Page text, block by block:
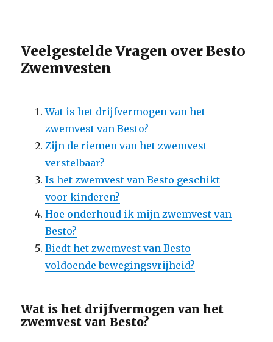
Veelgestelde Vragen over Besto
Zwemvesten
Wat is het drijfvermogen van het
zwemvest van Besto?
Zijn de riemen van het zwemvest
verstelbaar?
Is het zwemvest van Besto geschikt
voor kinderen?
Hoe onderhoud ik mijn zwemvest van
Besto?
Biedt het zwemvest van Besto
voldoende bewegingsvrijheid?
Wat is het drijfvermogen van het
zwemvest van Besto?